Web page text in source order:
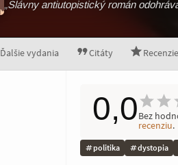
„Slávny antiutopistický román
Ďalšie vydania Citáty Recenzie
0,0Bez
recenziu.
politika dystopia